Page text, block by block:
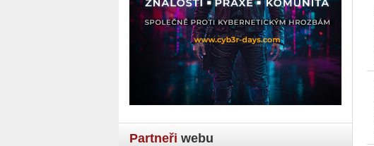
Partneři webu